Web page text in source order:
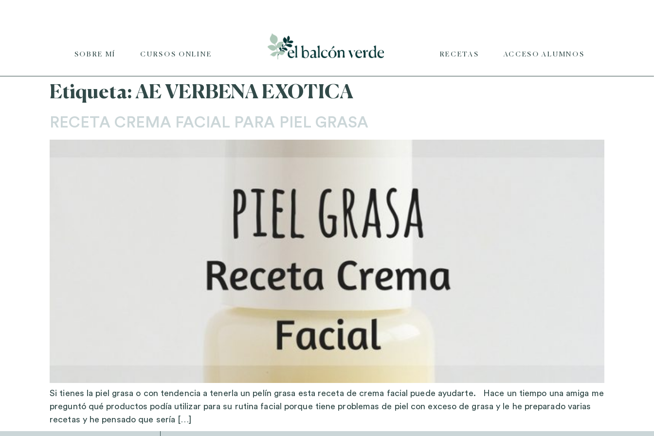
SOBRE MÍ CURSOS ONLINE RECETAS ACCESO ALUMNOS
Etiqueta:AE VERBENA EXOTICA
RECETA CREMA FACIAL PARA PIEL GRASA
Si tienes la piel grasa o con tendencia a tenerla un pelín grasa esta receta de crema facial puede ayudarte. Hace un tiempo una amiga me
preguntó qué productos podía utilizar para su rutina facial porque tiene problemas de piel con exceso de grasa y le he preparado varias
recetas y he pensado que sería […]